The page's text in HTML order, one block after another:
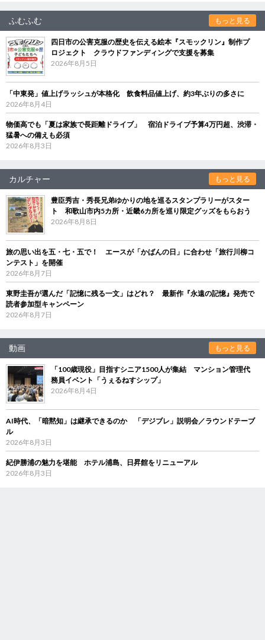
ふむふむ もっと見る
四日市の公害克服の歴史を伝える絵本『スモックリン』制作プ
ロジェクト クラウドファンディングで支援を募集
2026年8月5日
「中東発」値上げラッシュが本格化 飲食料品値上げ、約3年ぶりの多さに
2026年8月4日
物価高でも「夏は家族で長距離ドライブ」 宿泊ドライブ予算4万円超、渋滞・
猛暑への備えも必須
2026年8月3日
カルチャー もっと見る
豊臣秀吉・秀長兄弟ゆかりの地を巡るスタンプラリーがスター
ト 和歌山市内5カ所・近畿6カ所を巡り限定グッズをもらおう
2026年8月8日
旅の思い出を五・七・五で！ エースが「かばんの日」に合わせ「旅行川柳コ
ンテスト」を開催
2026年8月7日
東野圭吾が選んだ「記憶に残る一文」はどれ？ 最新作『永遠の記憶』発売で
読者参加型キャンペーン
2026年8月7日
動画 もっと見る
「100歳現役」目指すシニア1500人が集結 マンション管理代
務員イベント「うぇるねすシップ」
2026年8月4日
AI時代、「暗黙知」は継承できるのか 「デジブレ」説明会／ラウンドテーブ
ル
2026年8月3日
紀伊勝浦の魅力を堪能 ホテル浦島、日昇館をリニューアル
2026年8月3日